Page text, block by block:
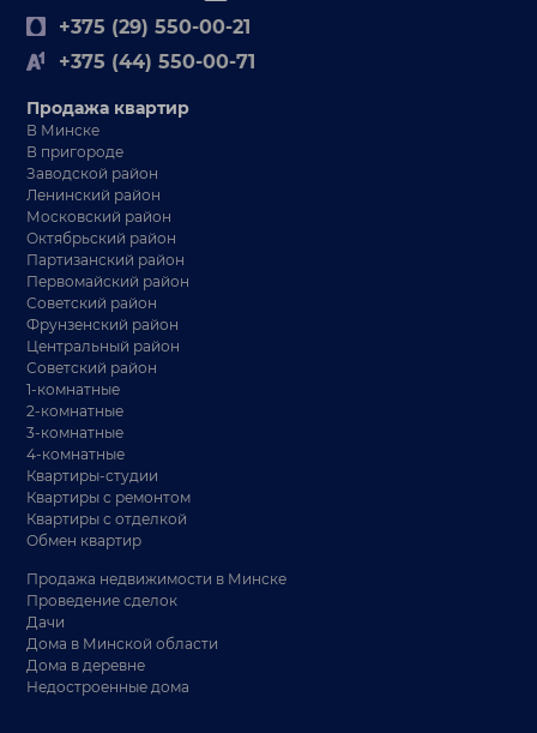
+375 (29) 550-00-21
+375 (44) 550-00-71
Продажа квартир
В Минске
В пригороде
Заводской район
Ленинский район
Московский район
Октябрьский район
Партизанский район
Первомайский район
Советский район
Фрунзенский район
Центральный район
Советский район
1-комнатные
2-комнатные
3-комнатные
4-комнатные
Квартиры-студии
Квартиры с ремонтом
Квартиры с отделкой
Обмен квартир
Продажа недвижимости в Минске
Проведение сделок
Дачи
Дома в Минской области
Дома в деревне
Недостроенные дома